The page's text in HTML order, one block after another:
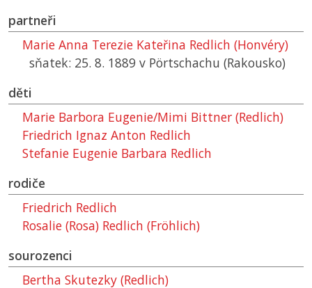
partneři
Marie Anna Terezie Kateřina Redlich (Honvéry)
sňatek: 25. 8. 1889 v Pörtschachu (Rakousko)
děti
Marie Barbora Eugenie/Mimi Bittner (Redlich)
Friedrich Ignaz Anton Redlich
Stefanie Eugenie Barbara Redlich
rodiče
Friedrich Redlich
Rosalie (Rosa) Redlich (Fröhlich)
sourozenci
Bertha Skutezky (Redlich)